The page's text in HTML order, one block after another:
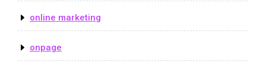
online marketing
onpage